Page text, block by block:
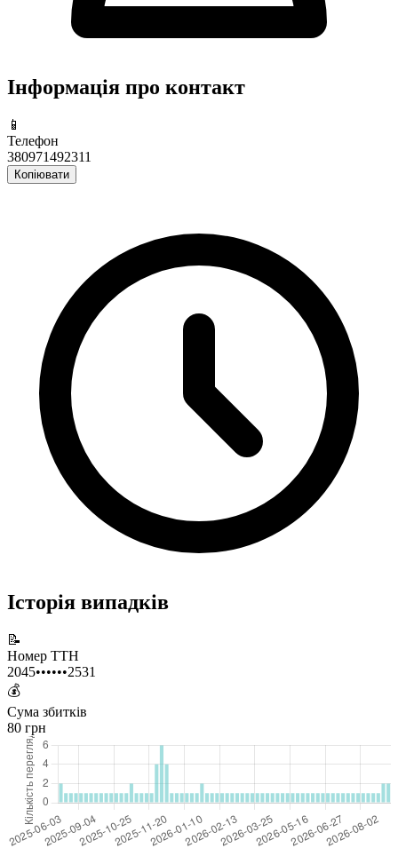
Інформація про контакт
📱
Телефон
380971492311
Копіювати
Історія випадків
📝
Номер ТТН
2045••••••2531
💰
Сума збитків
80 грн